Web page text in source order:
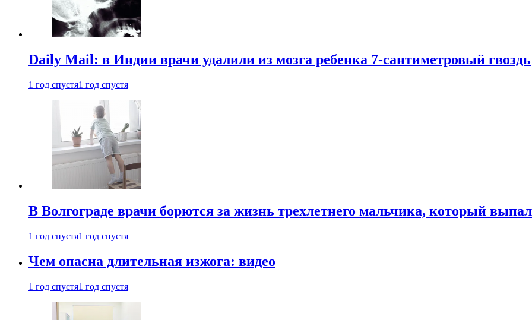
Daily Mail: в Индии врачи удалили из мозга ребенка 7-сантиметровый гвоздь
1 год спустя1 год спустя
В Волгограде врачи борются за жизнь трехлетнего мальчика, который
1 год спустя1 год спустя
Чем опасна длительная изжога: видео
1 год спустя1 год спустя